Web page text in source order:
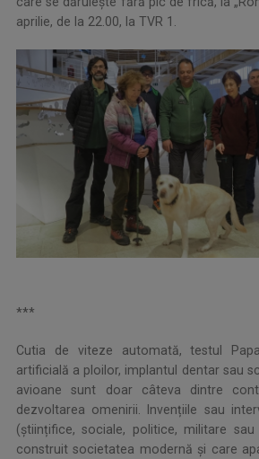
aprilie, de la 22.00, la TVR 1.
***
Cutia de viteze automată, testul
artificială a ploilor, implantul dentar sau
avioane sunt doar câteva dintre
dezvoltarea omenirii. Invențiile sau
(științifice, sociale, politice, militare
construit societatea modernă şi care